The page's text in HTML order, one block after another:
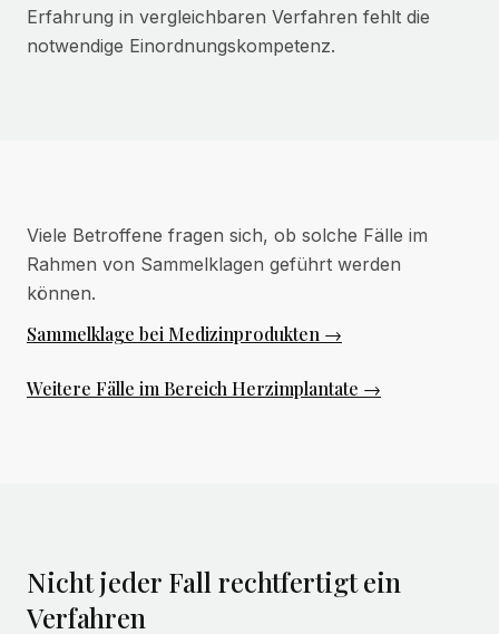
Erfahrung in vergleichbaren Verfahren fehlt die
notwendige Einordnungskompetenz.
Viele Betroffene fragen sich, ob solche Fälle im
Rahmen von Sammelklagen geführt werden
können.
Sammelklage bei Medizinprodukten →
Weitere Fälle im Bereich Herzimplantate →
Nicht jeder Fall rechtfertigt ein
Verfahren